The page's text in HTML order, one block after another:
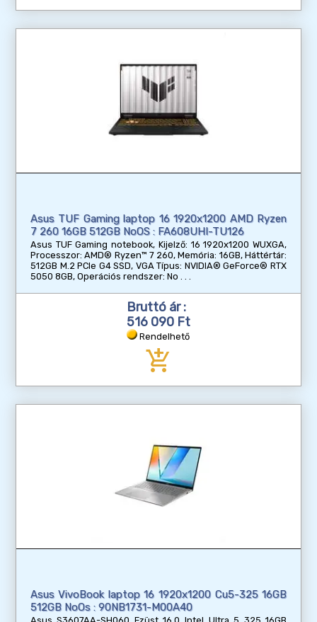
Asus TUF Gaming laptop 16 1920x1200 AMD Ryzen
7 260 16GB 512GB NoOS : FA608UHI-TU126
Asus TUF Gaming notebook, Kijelző: 16 1920x1200 WUXGA,
Processzor: AMD® Ryzen™ 7 260, Memória: 16GB, Háttértár:
512GB M.2 PCIe G4 SSD, VGA Típus: NVIDIA® GeForce® RTX
5050 8GB, Operációs rendszer: No
Bruttó ár :
516 090 Ft
Rendelhető
add_shopping_cart
Asus VivoBook laptop 16 1920x1200 Cu5-325 16GB
512GB NoOs : 90NB1731-M00A40